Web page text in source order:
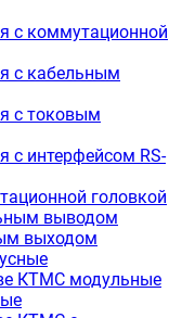
с коммутационной
с кабельным
с токовым
с интерфейсом RS-
головкой
выводом
выходом
КТМС модульные